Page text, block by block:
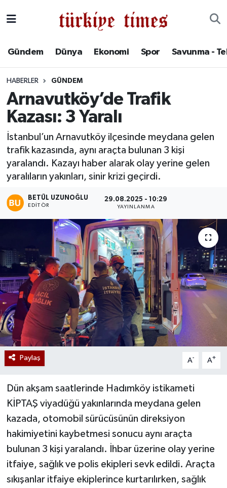
Gündem Dünya Ekonomi Spor Savunma -
HABERLER GÜNDEM
Arnavutköy’de Trafik
Kazası: 3 Yaralı
İstanbul’un Arnavutköy ilçesinde meydana gelen
trafik kazasında, aynı araçta bulunan 3 kişi
yaralandı. Kazayı haber alarak olay yerine gelen
yaralıların yakınları, sinir krizi geçirdi.
BETÜL UZUNOĞLU
EDITÖR
29.08.2025 - 10:29
YAYINLANMA
Paylaş A- A+
Dün akşam saatlerinde Hadımköy istikameti
KİPTAŞ viyadüğü yakınlarında meydana gelen
kazada, otomobil sürücüsünün direksiyon
hakimiyetini kaybetmesi sonucu aynı araçta
bulunan 3 kişi yaralandı. İhbar üzerine olay yerine
itfaiye, sağlık ve polis ekipleri sevk edildi. Araçta
sıkışanlar itfaiye ekiplerince kurtarılırken, sağlık
Spor
Savunma - Teknoloji
Kültür - Sanat
Yaşam
Süper Lig Puan Durumu ve Fikstür
Tüm Manşetler
Son Dakika Haberleri
Haber Arşivi